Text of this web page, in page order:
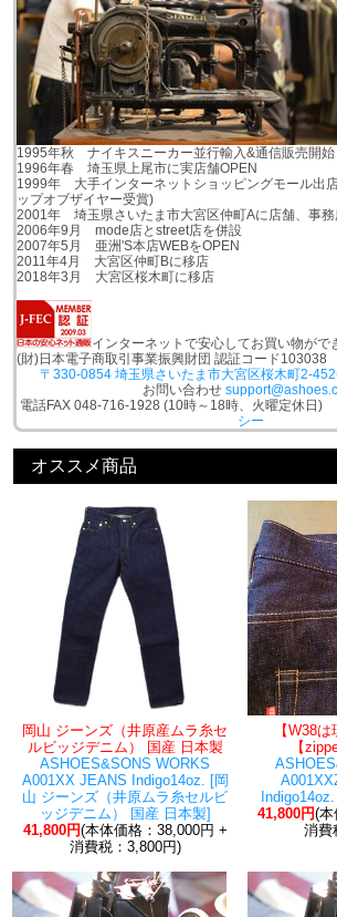
1995年秋 ナイキスニーカー並行輸入&通信販売開始
1996年春 埼玉県上尾市に実店舗OPEN
1999年 大手インターネットショッピングモール出
ップオブザイヤー受賞)
2001年 埼玉県さいたま市大宮区仲町Aに店舗、事務
2006年9月 mode店とstreet店を併設
2007年5月 亜洲'S本店WEBをOPEN
2011年4月 大宮区仲町Bに移店
2018年3月 大宮区桜木町に移店
インターネットで安心してお買い物がで
(財)日本電子商取引事業振興財団 認証コード103038
〒330-0854 埼玉県さいたま市大宮区桜木町2-
お問い合わせ
電話FAX 048-716-1928 (10時～18時、火曜定
シー
オススメ商品
岡山 ジーンズ（井原産ムラ糸セ
ルビッジデニム） 国産 日本製
ASHOES&SONS WORKS
A001XX JEANS Indigo14oz. [岡
山 ジーンズ（井原ムラ糸セルビ
ッジデニム） 国産 日本製]
41,800円(本体価格：38,000円 +
消費税：3,800円)
【W38
【
41,800円(本
消費